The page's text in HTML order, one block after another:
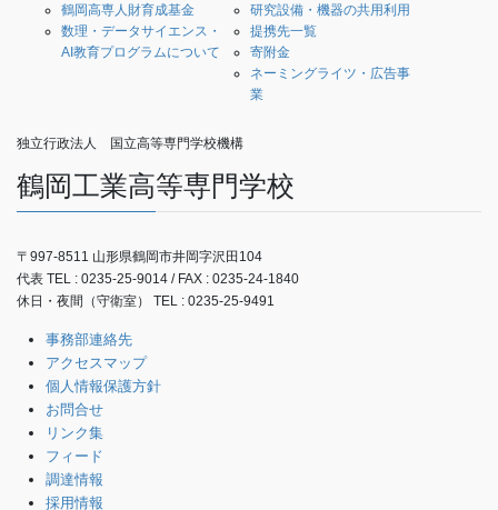
鶴岡高専人財育成基金
数理・データサイエンス・
AI教育プログラムについて
研究設備・機器の共用利用
提携先一覧
寄附金
ネーミングライツ・広告事
業
独立行政法人 国立高等専門学校機構
鶴岡工業高等専門学校
〒997-8511 山形県鶴岡市井岡字沢田104
代表 TEL : 0235-25-9014 / FAX : 0235-24-1840
休日・夜間（守衛室） TEL : 0235-25-9491
事務部連絡先
アクセスマップ
個人情報保護方針
お問合せ
リンク集
フィード
調達情報
採用情報